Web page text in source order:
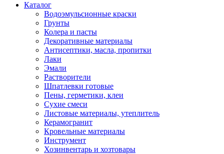
Каталог
Водоэмульсионные краски
Грунты
Колера и пасты
Декоративные материалы
Антисептики, масла, пропитки
Лаки
Эмали
Растворители
Шпатлевки готовые
Пены, герметики, клеи
Сухие смеси
Листовые материалы, утеплитель
Керамогранит
Кровельные материалы
Инструмент
Хозинвентарь и хозтовары